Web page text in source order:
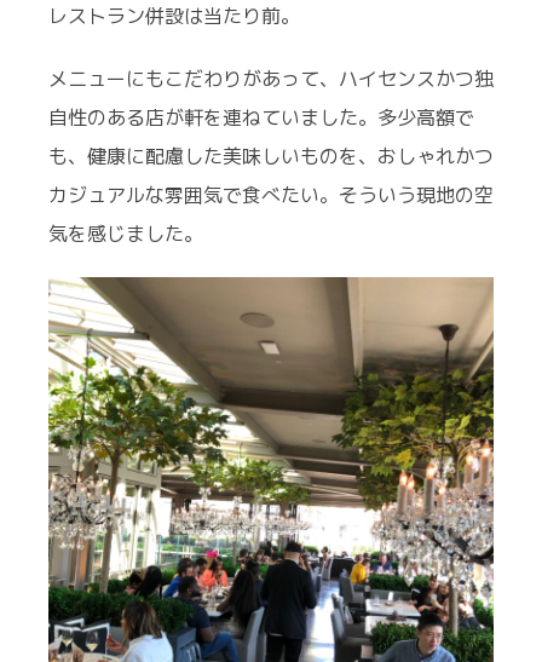
レストラン併設は当たり前。
メニューにもこだわりがあって、ハイセンスかつ独
自性のある店が軒を連ねていました。多少高額で
も、健康に配慮した美味しいものを、おしゃれかつ
カジュアルな雰囲気で食べたい。そういう現地の空
気を感じました。